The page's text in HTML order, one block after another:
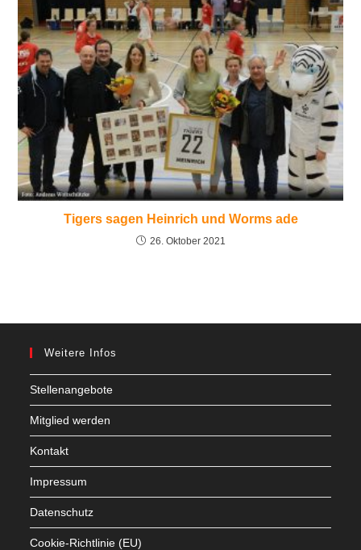
Tigers sagen Heinrich und Worms ade
26. Oktober 2021
Weitere Infos
Stellenangebote
Mitglied werden
Kontakt
Impressum
Datenschutz
Cookie-Richtlinie (EU)